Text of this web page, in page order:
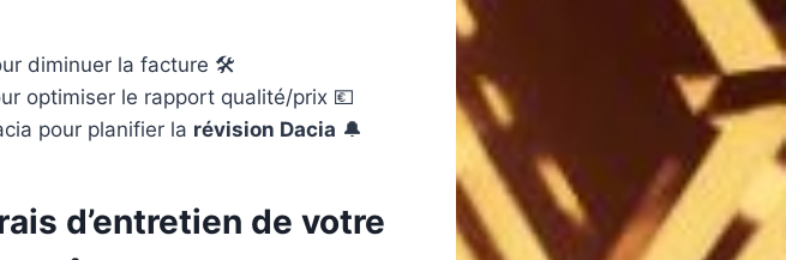
diminuer la facture 🛠️
optimiser le rapport qualité/prix 💶
pour planifier la révision Dacia 🔔
d’entretien de votre